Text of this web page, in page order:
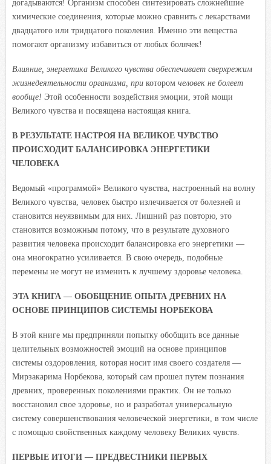
догадываются! Организм способен синтезировать сложнейшие
химические соединения, которые можно сравнить с лекарствами
двадцатого или тридцатого поколения. Именно эти вещества
помогают организму избавиться от любых болячек!
Влияние, энергетика Великого чувства обеспечивает сверхрежим
жизнедеятельности организма, при котором человек не болеет
вообще! Этой особенности воздействия эмоции, этой мощи
Великого чувства и посвящена настоящая книга.
В РЕЗУЛЬТАТЕ НАСТРОЯ НА ВЕЛИКОЕ ЧУВСТВО
ПРОИСХОДИТ БАЛАНСИРОВКА ЭНЕРГЕТИКИ
ЧЕЛОВЕКА
Ведомый «программой» Великого чувства, настроенный на волну
Великого чувства, человек быстро излечивается от болезней и
становится неуязвимым для них. Лишний раз повторю, это
становится возможным потому, что в результате духовного
развития человека происходит балансировка его энергетики —
она многократно усиливается. В свою очередь, подобные
перемены не могут не изменить к лучшему здоровье человека.
ЭТА КНИГА — ОБОБЩЕНИЕ ОПЫТА ДРЕВНИХ НА
ОСНОВЕ ПРИНЦИПОВ СИСТЕМЫ НОРБЕКОВА
В этой книге мы предприняли попытку обобщить все данные
целительных возможностей эмоций на основе принципов
системы оздоровления, которая носит имя своего создателя —
Мирзакарима Норбекова, который сам прошел путем познания
древних, проверенных поколениями практик. Он не только
восстановил свое здоровье, но и разработал универсальную
систему совершенствования человеческой энергетики, в том числе
с помощью свойственных каждому человеку Великих чувств.
ПЕРВЫЕ ИТОГИ — ПРЕДВЕСТНИКИ ПЕРВЫХ